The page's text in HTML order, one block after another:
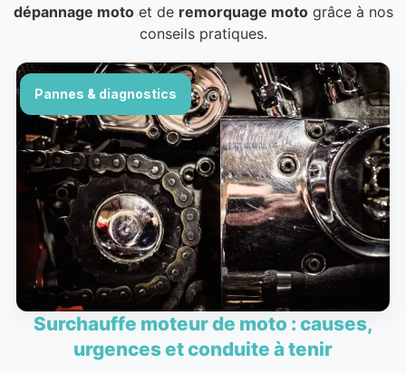
dépannage motoet de remorquage motogrâce à nos
conseils pratiques.
Pannes & diagnostics
Surchauffe moteur de moto : causes,
urgences et conduite à tenir